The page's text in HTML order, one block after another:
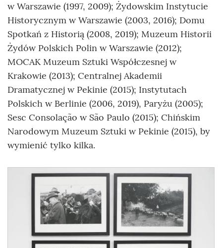
w Warszawie (1997, 2009); Żydowskim Instytucie
Historycznym w Warszawie (2003, 2016); Domu
Spotkań z Historią (2008, 2019); Muzeum Historii
Żydów Polskich Polin w Warszawie (2012);
MOCAK Muzeum Sztuki Współczesnej w
Krakowie (2013); Centralnej Akademii
Dramatycznej w Pekinie (2015); Instytutach
Polskich w Berlinie (2006, 2019), Paryżu (2005);
Sesc Consolação w São Paulo (2015); Chińskim
Narodowym Muzeum Sztuki w Pekinie (2015), by
wymienić tylko kilka.